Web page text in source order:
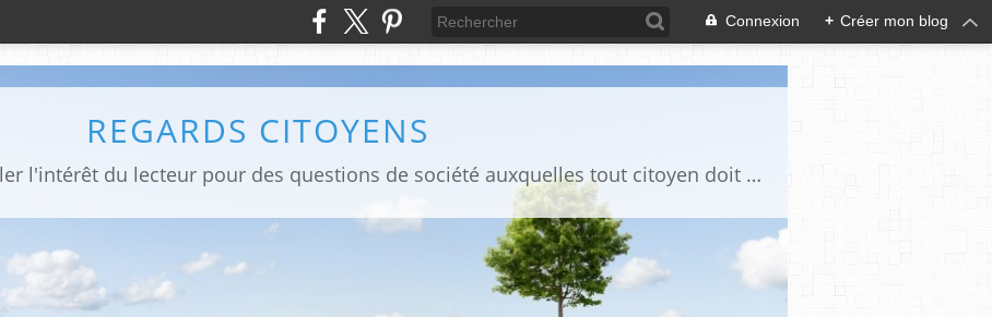
Connexion + Créer mon blog
REGARDS CITOYENS
Ce blog est destiné à stimuler l'intérêt du lecteur pour des questions de société auxquelles tout citoyen doit être en mesure d'apporter des réponses, individuelles ou collectives, en conscience et en responsabilité !